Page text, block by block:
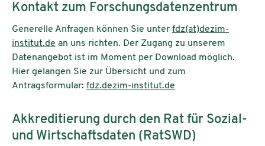
Kontakt zum Forschungsdatenzentrum
Generelle Anfragen können Sie unter fdz(at)dezim-
institut.de an uns richten. Der Zugang zu unserem
Datenangebot ist im Moment per Download möglich.
Hier gelangen Sie zur Übersicht und zum
Antragsformular: fdz.dezim-institut.de
Akkreditierung durch den Rat für Sozial-
und Wirtschaftsdaten (RatSWD)